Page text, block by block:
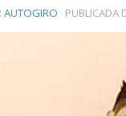
AUTOGIRO · PUBLICADA